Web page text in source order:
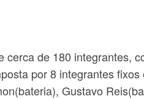
de 180 integrantes,
por 8 integrantes
Gustavo